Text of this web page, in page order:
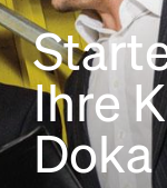
Ihre
Doka